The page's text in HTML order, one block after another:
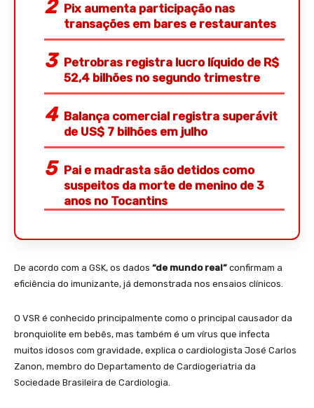
Pix aumenta participação nas
transações em bares e restaurantes
Petrobras registra lucro líquido de R$
52,4 bilhões no segundo trimestre
Balança comercial registra superávit
de US$ 7 bilhões em julho
Pai e madrasta são detidos como
suspeitos da morte de menino de 3
anos no Tocantins
De acordo com a GSK, os dados “de mundo real” confirmam a
eficiência do imunizante, já demonstrada nos ensaios clínicos.
O VSR é conhecido principalmente como o principal causador da
bronquiolite em bebês, mas também é um vírus que infecta
muitos idosos com gravidade, explica o cardiologista José Carlos
Zanon, membro do Departamento de Cardiogeriatria da
Sociedade Brasileira de Cardiologia.